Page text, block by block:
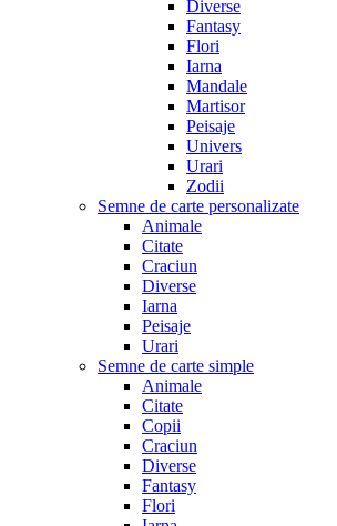
Diverse
Fantasy
Flori
Iarna
Mandale
Martisor
Peisaje
Univers
Urari
Zodii
Semne de carte personalizate
Animale
Citate
Craciun
Diverse
Iarna
Peisaje
Urari
Semne de carte simple
Animale
Citate
Copii
Craciun
Diverse
Fantasy
Flori